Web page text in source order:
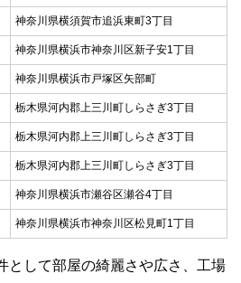
神奈川県横須賀市追浜東町3丁目
神奈川県横浜市神奈川区新子安1丁目
神奈川県横浜市戸塚区矢部町
栃木県河内郡上三川町しらさぎ3丁目
栃木県河内郡上三川町しらさぎ3丁目
栃木県河内郡上三川町しらさぎ3丁目
神奈川県横浜市瀬谷区瀬谷4丁目
神奈川県横浜市神奈川区松見町1丁目
として部屋の綺麗さや広さ、工場